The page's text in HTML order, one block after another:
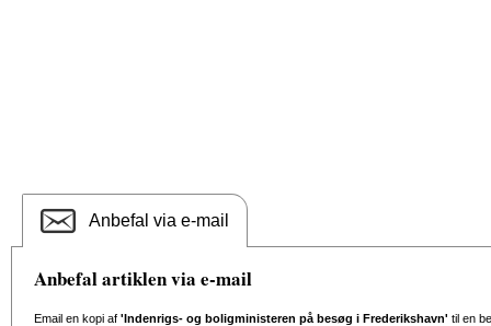
Anbefal via e-mail
Anbefal artiklen via e-mail
Email en kopi af 'Indenrigs- og boligministeren på besøg i Frederikshavn' til en